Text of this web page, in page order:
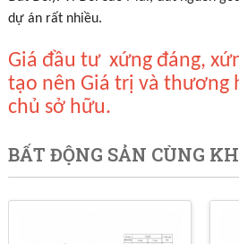
dự án rất nhiều.
Giá đầu tư xứng đáng,
tạo nên Giá trị và thương
chủ sở hữu.
BẤT ĐỘNG SẢN CÙNG